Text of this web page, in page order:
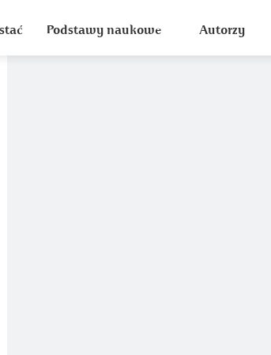
Podstawy naukowe Autorzy